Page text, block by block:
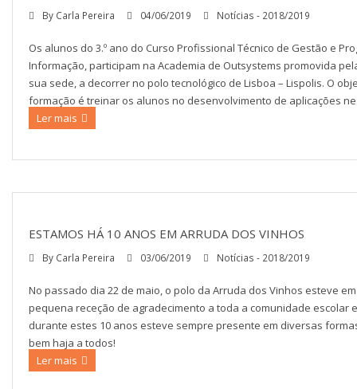
By Carla Pereira 04/06/2019 Notícias - 2018/2019
Os alunos do 3.º ano do Curso Profissional Técnico de Gestão e
Informação, participam na Academia de Outsystems promovida
sua sede, a decorrer no polo tecnológico de Lisboa – Lispolis. O
formação é treinar os alunos no desenvolvimento de aplicações
Ler mais
ESTAMOS HÁ 10 ANOS EM ARRUDA DOS VINHOS
By Carla Pereira 03/06/2019 Notícias - 2018/2019
No passado dia 22 de maio, o polo da Arruda dos Vinhos esteve
pequena receção de agradecimento a toda a comunidade escolar
durante estes 10 anos esteve sempre presente em diversas
bem haja a todos!
Ler mais